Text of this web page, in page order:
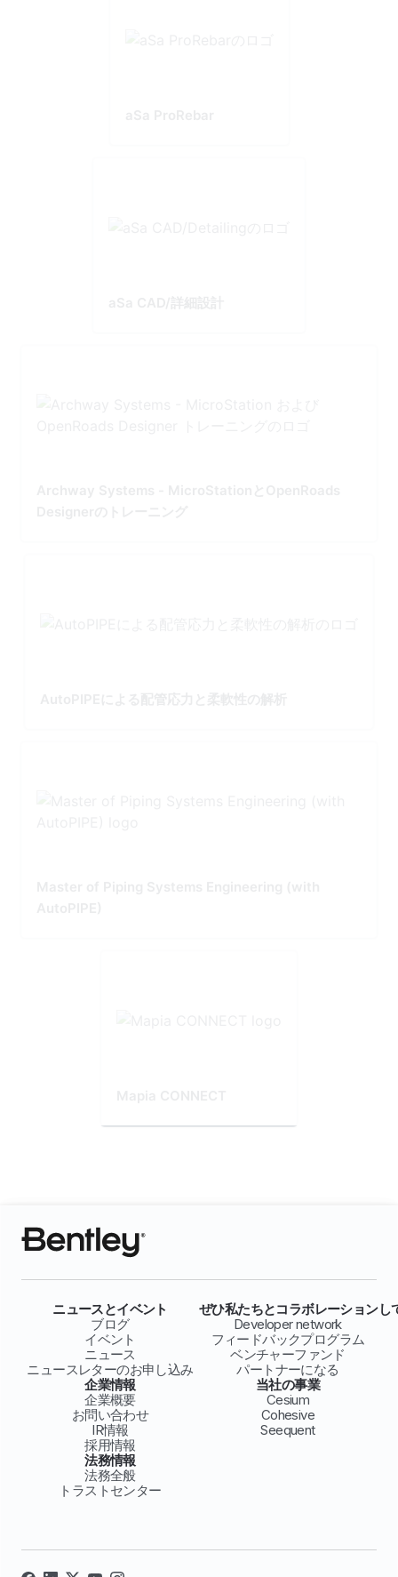
ニュースとイベント
ブログ
イベント
ニュース
ニュースレターのお申し込み
ぜひ私たちとコラボレーションし
Developer network
フィードバックプログラム
ベンチャーファンド
パートナーになる
企業情報
企業概要
お問い合わせ
IR情報
採用情報
当社の事業
Cesium
Cohesive
Seequent
法務情報
法務全般
トラストセンター